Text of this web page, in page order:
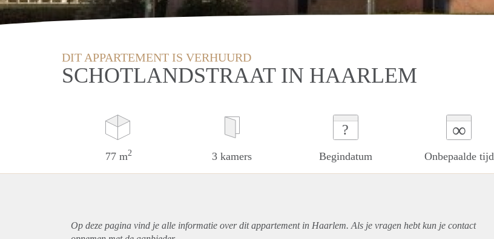
DIT APPARTEMENT IS VERHUURD
SCHOTLANDSTRAAT IN HAARLEM
77 m2 3 kamers
?
Begindatum
∞
Onbepaalde tijd
Op deze pagina vind je alle informatie over ditappartementin Haarlem. Als je vragen hebt kun je contact